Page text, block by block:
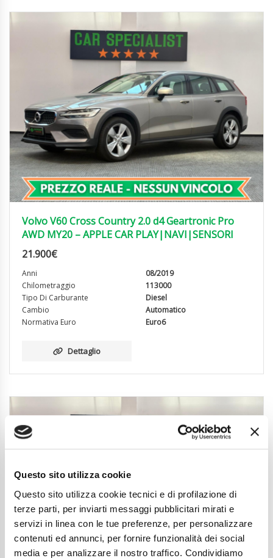
Questo sito utilizza cookie
Questo sito utilizza cookie tecnici e di profilazione di
terze parti, per inviarti messaggi pubblicitari mirati e
servizi in linea con le tue preferenze, per personalizzare
contenuti ed annunci, per fornire funzionalità dei social
media e per analizzare il nostro traffico. Condividiamo
Volvo V60 Cross Country 2.0 d4 Geartronic Pro
AWD MY20 – APPLE CAR PLAY|NAVI|SENSORI
21.900€
Anni
08/2019
Chilometraggio
113000
Tipo Di Carburante
Diesel
Cambio
Automatico
Normativa Euro
Euro6
Dettaglio